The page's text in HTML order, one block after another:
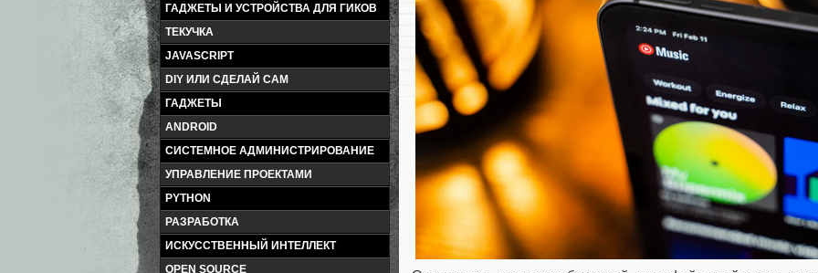
ГАДЖЕТЫ И УСТРОЙСТВА ДЛЯ ГИКОВ
ТЕКУЧКА
JAVASCRIPT
DIY ИЛИ СДЕЛАЙ САМ
ГАДЖЕТЫ
ANDROID
СИСТЕМНОЕ АДМИНИСТРИРОВАНИЕ
УПРАВЛЕНИЕ ПРОЕКТАМИ
PYTHON
РАЗРАБОТКА
ИСКУССТВЕННЫЙ ИНТЕЛЛЕКТ
OPEN SOURCE